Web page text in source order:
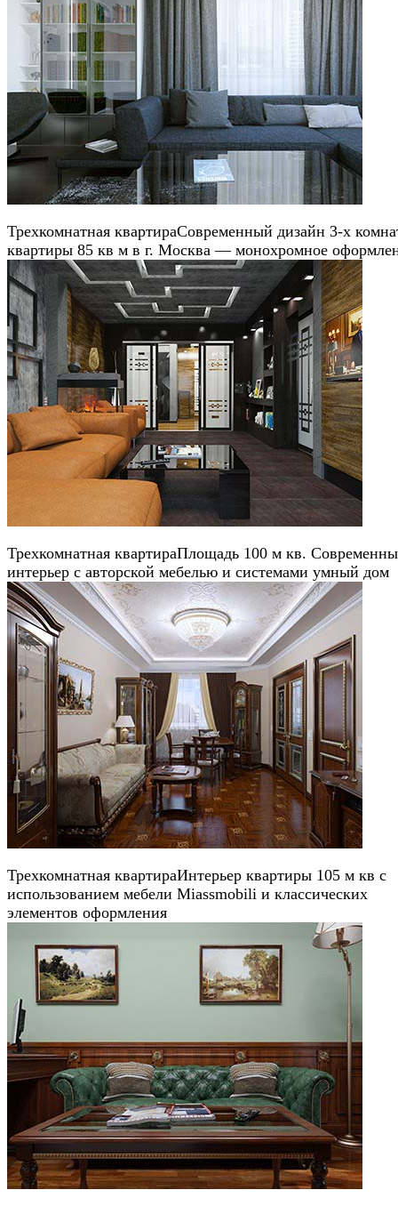
Трехкомнатная квартираСовременный дизайн 3-х
квартиры 85 кв м в г. Москва — монохромное
Трехкомнатная квартираПлощадь 100 м кв.
интерьер с авторской мебелью и системами умный дом
Трехкомнатная квартираИнтерьер квартиры 105 м кв с
использованием мебели Miassmobili и классических
элементов оформления